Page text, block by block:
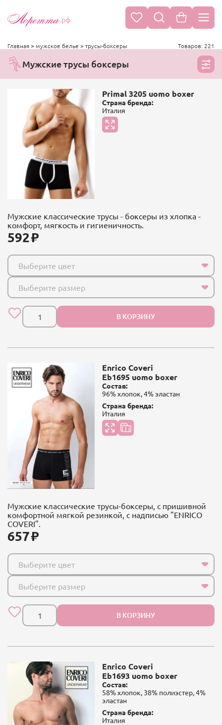
.рф
Главная> мужское белье > трусы-боксеры Товаров: 221
Мужские трусы боксеры
Primal 3205 uomo boxer
Страна бренда:
Италия
Мужские классические трусы - боксеры из хлопка -
комфорт, мягкость и гигиеничность.
592
Выберите цвет
Выберите размер
В КОРЗИНУ
Enrico Coveri
Eb1695 uomo boxer
Состав:
96% хлопок, 4% эластан
Страна бренда:
Италия
Мужские классические трусы-боксеры, с пришивной
комфортной мягкой резинкой, с надписью "ENRICO
COVERI".
657
Выберите цвет
Выберите размер
В КОРЗИНУ
Enrico Coveri
Eb1693 uomo boxer
Состав:
58% хлопок, 38% полиэстер, 4%
эластан
Страна бренда:
Италия